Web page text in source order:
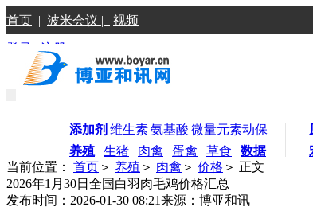
首页 | 波米会议 | 视频
登录 |注册
添加剂 维生素氨基酸 微量元素动保
养殖
生猪 肉禽 蛋禽 草食 数据
当前位置： 首页 ＞ 养殖 ＞ 肉禽 ＞ 价格 ＞ 正文
2026年1月30日全国白羽肉毛鸡价格汇总
发布时间：2026-01-30 08:21来源：博亚和讯